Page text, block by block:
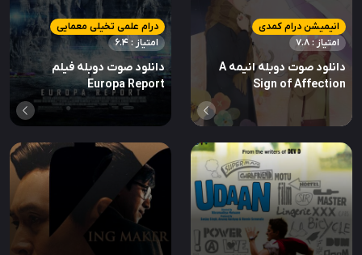
انیمیشن درام کمدی
امتیاز : 7.8
دانلود صوت دوبله انیمه A
Sign of Affection
درام علمی تخیلی معمایی
امتیاز : 6.4
دانلود صوت دوبله فیلم
Europa Report